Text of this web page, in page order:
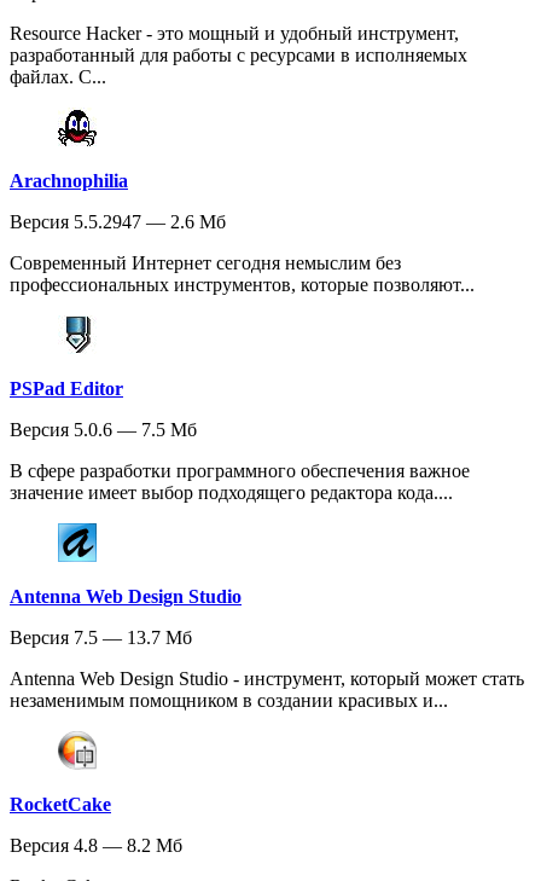
Resource Hacker - это мощный и удобный инструмент,
разработанный для работы с ресурсами в исполняемых
файлах. С...
Arachnophilia
Версия 5.5.2947 — 2.6 Мб
Современный Интернет сегодня немыслим без
профессиональных инструментов, которые позволяют...
PSPad Editor
Версия 5.0.6 — 7.5 Мб
В сфере разработки программного обеспечения важное
значение имеет выбор подходящего редактора кода....
Antenna Web Design Studio
Версия 7.5 — 13.7 Мб
Antenna Web Design Studio - инструмент, который может стать
незаменимым помощником в создании красивых и...
RocketCake
Версия 4.8 — 8.2 Мб